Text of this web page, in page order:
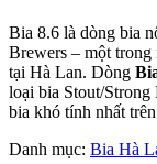
Bia 8.6 là dòng bia
Brewers – một
tại Hà Lan. Dòng
loại bia Stout/Strong
bia khó tính nhất
Danh mục: Bia Hà